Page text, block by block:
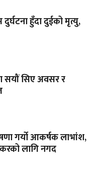
दुर्घटना हुँदा दुईको मृत्यु,
सयौं सिए अवसर र
गर्यो आकर्षक लाभांश,
लागि नगद